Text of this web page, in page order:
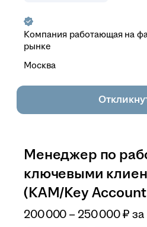
Компания работающая на
рынке
Москва
Менеджер по
ключевыми
(КАМ/Key Account
200 000 – 250 000₽